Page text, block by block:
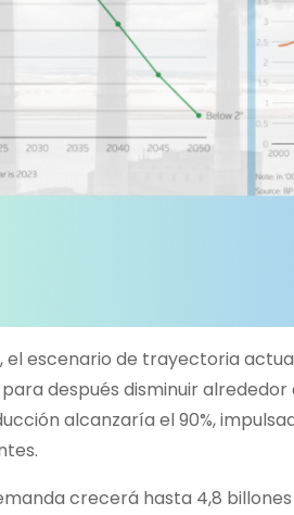
escenario de trayectoria
después disminuir alrededor
alcanzaría el 90%,
crecerá hasta 4,8